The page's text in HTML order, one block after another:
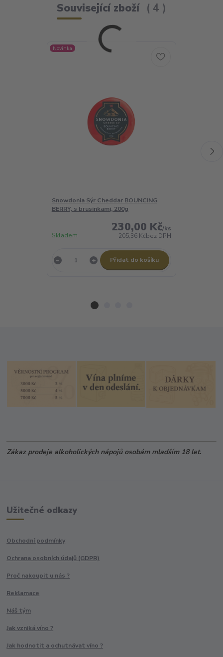
Související zboží 4
Novinka
Snowdonia Sýr Cheddar BOUNCING
BERRY, s brusinkami, 200g
230,00 Kč/ks
205,36 Kčbez DPH
Skladem
Přidat do košíku
Zákaz prodeje alkoholických nápojů osobám mladším 18 let.
Užitečné odkazy
Obchodní podmínky
Ochrana osobních údajů (GDPR)
Proč nakoupit u nás ?
Reklamace
Náš tým
Jak vzniká víno ?
Jak hodnotit a ochutnávat víno ?